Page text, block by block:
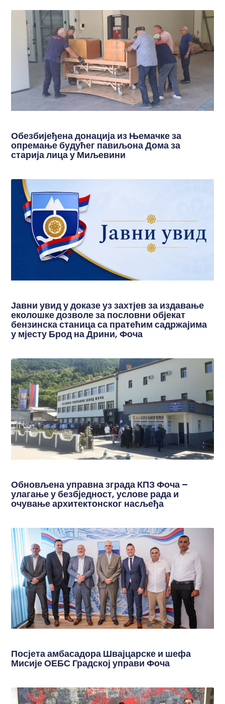
Обезбијеђена донација из Њемачке за
опремање будућег павиљона Дома за
старија лица у Миљевини
Јавни увид у доказе уз захтјев за издавање
еколошке дозволе за пословни објекат
бензинска станица са пратећим садржајима
у мјесту Брод на Дрини, Фоча
Обновљена управна зграда КПЗ Фоча –
улагање у безбједност, услове рада и
очување архитектонског насљеђа
Посјета амбасадора Швајцарске и шефа
Мисије ОЕБС Градској управи Фоча